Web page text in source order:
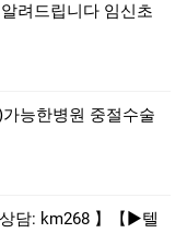
려드립니다 임신초
능한병원 중절수술
담: km268 】【▶텔